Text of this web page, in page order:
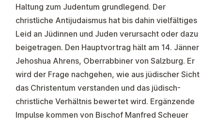
Haltung zum Judentum grundlegend. Der
christliche Antijudaismus hat bis dahin vielfältiges
Leid an Jüdinnen und Juden verursacht oder dazu
beigetragen. Den Hauptvortrag hält am 14. Jänner
Jehoshua Ahrens, Oberrabbiner von Salzburg. Er
wird der Frage nachgehen, wie aus jüdischer Sicht
das Christentum verstanden und das jüdisch-
christliche Verhältnis bewertet wird. Ergänzende
Impulse kommen von Bischof Manfred Scheuer